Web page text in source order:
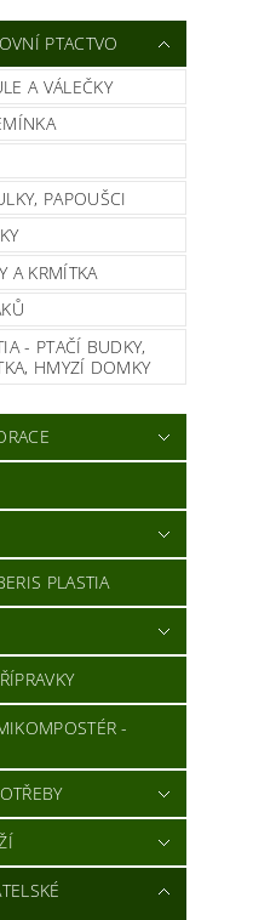
PTACTVO
A VÁLEČKY
PAPOUŠCI
A KRMÍTKA
- PTAČÍ BUDKY,
HMYZÍ DOMKY
PLASTIA
-